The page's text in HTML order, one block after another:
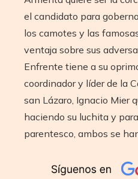
el candidato para
los camotes y las
ventaja sobre sus
Enfrente tiene a su
coordinador y líder de la
san Lázaro, Ignacio Mier
haciendo su luchita y
parentesco, ambos se